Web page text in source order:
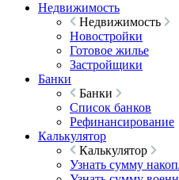
Недвижимость
Недвижимость
Новостройки
Готовое жилье
Застройщики
Банки
Банки
Список банков
Рефинансирование
Калькулятор
Калькулятор
Узнать сумму